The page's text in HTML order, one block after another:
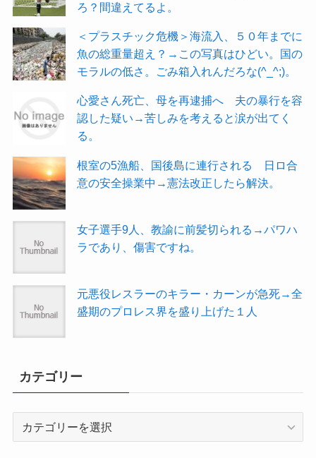
ろ？間違えてるよ。
＜プラスチック危機＞海流入、５０年までに
魚の総重量超え？→この写真はひどい。国の
モラルの低さ。ごみ箱入れんだろな(^_^;)。
心愛さん死亡、母を再逮捕へ 夫の暴行を容
認した疑い→苦しみを考えると涙が出てく
る。
根室の5漁船、国後島に連行される 日ロ合
意の安全操業中→憲法改正したら解決。
女子選手9人、教諭に前髪切られる→パワハ
ラであり、傷害ですね。
元悪役レスラーのキラー・カーンが急死→全
盛期のプロレス界を盛り上げた１人
カテゴリー